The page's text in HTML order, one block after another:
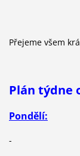
Přejeme všem
Plán týdne
Pondělí:
-